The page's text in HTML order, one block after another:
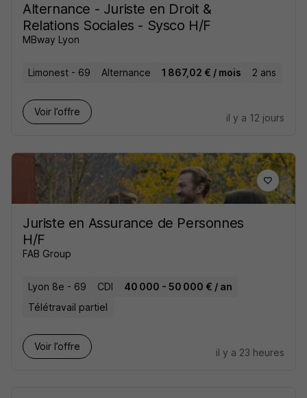
Alternance - Juriste en Droit &
Relations Sociales - Sysco H/F
MBway Lyon
Limonest - 69 Alternance 1 867,02 € / mois 2 ans
Voir l’offre
il y a 12 jours
Juriste en Assurance de Personnes
H/F
FAB Group
Lyon 8e - 69 CDI
40 000 - 50 000 € / an
Télétravail partiel
Voir l’offre
il y a 23 heures